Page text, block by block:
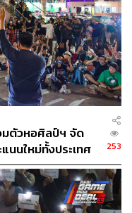
ารนี้ดูหนัก แต่เราว่า
ให้อิสระกับผู้ชมมาก
ยงต่างๆ ได้อย่าง
ที่ทำให้รู้สึกเหมือนหลุด
ผ้าที่ถูกตัดปลายเป็น
งกลุ่มชาติพันธุ์ให้เรา
อนไหวได้ก็ทำให้
มตัวหอศิลป์ฯ จัด
นนใหม่ทั้งประเทศ
ธิ
253